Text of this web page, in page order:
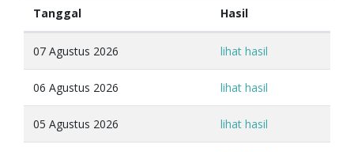
Tanggal Hasil
07 Agustus 2026 lihat hasil
06 Agustus 2026 lihat hasil
05 Agustus 2026 lihat hasil